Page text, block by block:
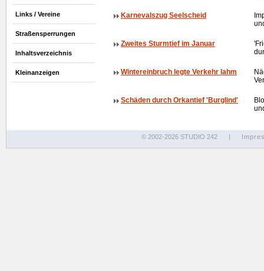
Links / Vereine
Straßensperrungen
Inhaltsverzeichnis
Kleinanzeigen
Karnevalszug Seelscheid
Zweites Sturmtief im Januar
Wintereinbruch legte Verkehr lahm
Schäden durch Orkantief 'Burglind'
© 2002-2026 STUDIO 242 |